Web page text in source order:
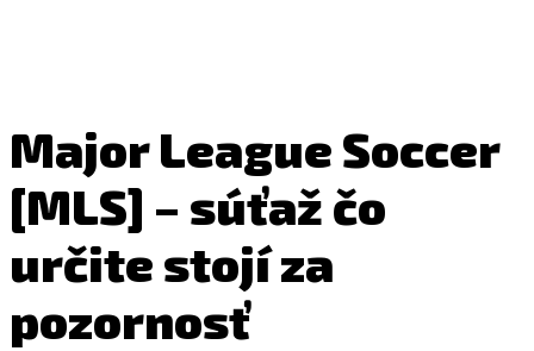
Major League Soccer
[MLS] – súťaž čo
určite stojí za
pozornosť